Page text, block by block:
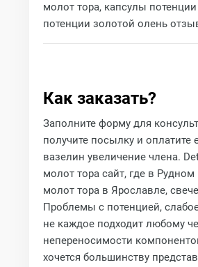
молот тора, капсулы
потенции золотой олень
Как заказать?
Заполните форму для
получите посылку и оплатите
вазелин увеличение члена.
молот тора сайт, где в
молот тора в Ярославле,
Проблемы с потенцией,
не каждое подходит любому
непереносимости
хочется большинству